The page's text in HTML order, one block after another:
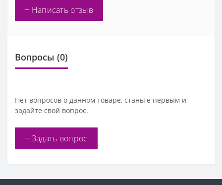
+ Написать отзыв
Вопросы (0)
Нет вопросов о данном товаре, станьте первым и
задайте свой вопрос.
+ Задать вопрос